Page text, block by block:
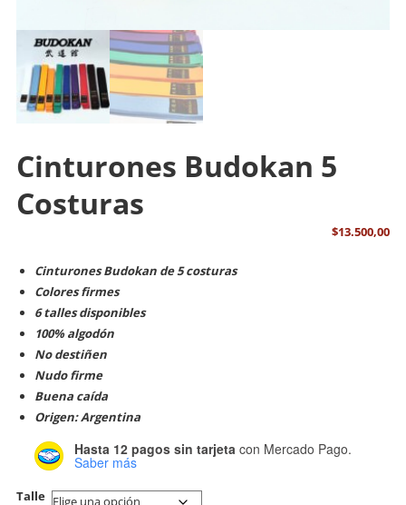
Cinturones Budokan 5
Costuras
$13.500,00
Cinturones Budokan de 5 costuras
Colores firmes
6 talles disponibles
100% algodón
No destiñen
Nudo firme
Buena caída
Origen: Argentina
Hasta 12 pagos sin tarjeta con Mercado Pago.
Saber más
Talle